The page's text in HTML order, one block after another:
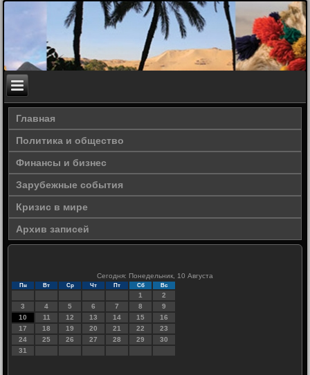
Главная
Политика и общество
Финансы и бизнес
Зарубежные события
Кризис в мире
Архив записей
Сегодня: Понедельник, 10 Августа
Пн Вт Ср Чт Пт Сб Вс
1
2
3
4 5 6 7 8
9
10
11 12 13 14 15
16
17
18 19 20 21 22
23
24
25 26 27 28 29
30
31